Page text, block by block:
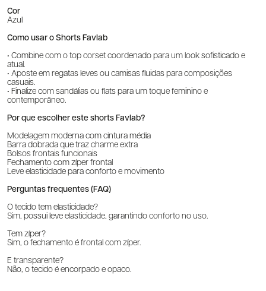
Cor
Azul
Como usar o Shorts Favlab
• Combine com o top corset coordenado para um look sofisticado e
atual.
• Aposte em regatas leves ou camisas fluidas para composições
casuais.
• Finalize com sandálias ou flats para um toque feminino e
contemporâneo.
Por que escolher este shorts Favlab?
Modelagem moderna com cintura média
Barra dobrada que traz charme extra
Bolsos frontais funcionais
Fechamento com zíper frontal
Leve elasticidade para conforto e movimento
Perguntas frequentes (FAQ)
O tecido tem elasticidade?
Sim, possui leve elasticidade, garantindo conforto no uso.
Tem zíper?
Sim, o fechamento é frontal com zíper.
É transparente?
Não, o tecido é encorpado e opaco.